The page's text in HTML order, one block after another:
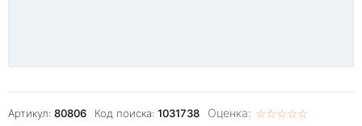
Артикул: 80806 Код поиска: 1031738 Оценка: ☆☆☆☆☆
★★★★★